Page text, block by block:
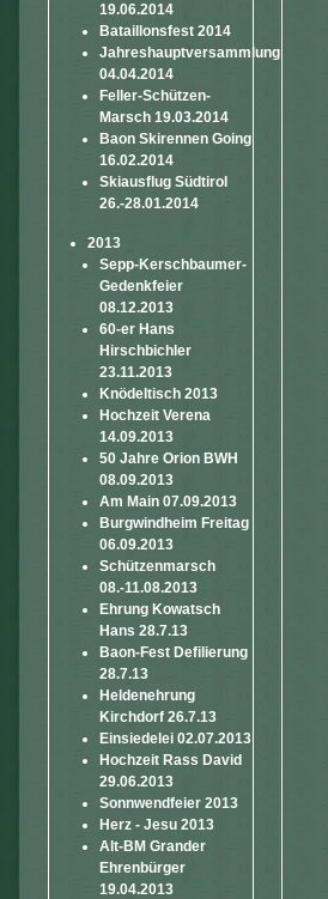
19.06.2014
Bataillonsfest 2014
Jahreshauptversammlung
04.04.2014
Feller-Schützen-
Marsch 19.03.2014
Baon Skirennen Going
16.02.2014
Skiausflug Südtirol
26.-28.01.2014
2013
Sepp-Kerschbaumer-
Gedenkfeier
08.12.2013
60-er Hans
Hirschbichler
23.11.2013
Knödeltisch 2013
Hochzeit Verena
14.09.2013
50 Jahre Orion BWH
08.09.2013
Am Main 07.09.2013
Burgwindheim Freitag
06.09.2013
Schützenmarsch
08.-11.08.2013
Ehrung Kowatsch
Hans 28.7.13
Baon-Fest Defilierung
28.7.13
Heldenehrung
Kirchdorf 26.7.13
Einsiedelei 02.07.2013
Hochzeit Rass David
29.06.2013
Sonnwendfeier 2013
Herz - Jesu 2013
Alt-BM Grander
Ehrenbürger
19.04.2013